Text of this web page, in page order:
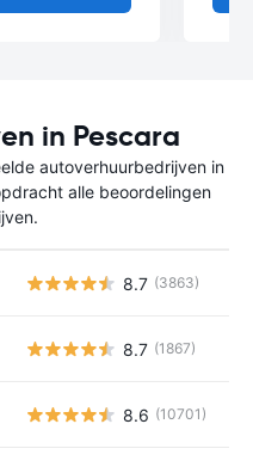
in Pescara
autoverhuurbedrijven in
alle beoordelingen
8.7 (3863)
8.7 (1867)
8.6 (10701)